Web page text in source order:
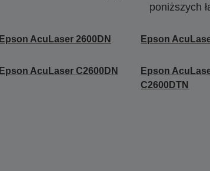
poniższych
Epson AcuLaser 2600DN Epson
Epson AcuLaser C2600DN
Epson
C2600DTN